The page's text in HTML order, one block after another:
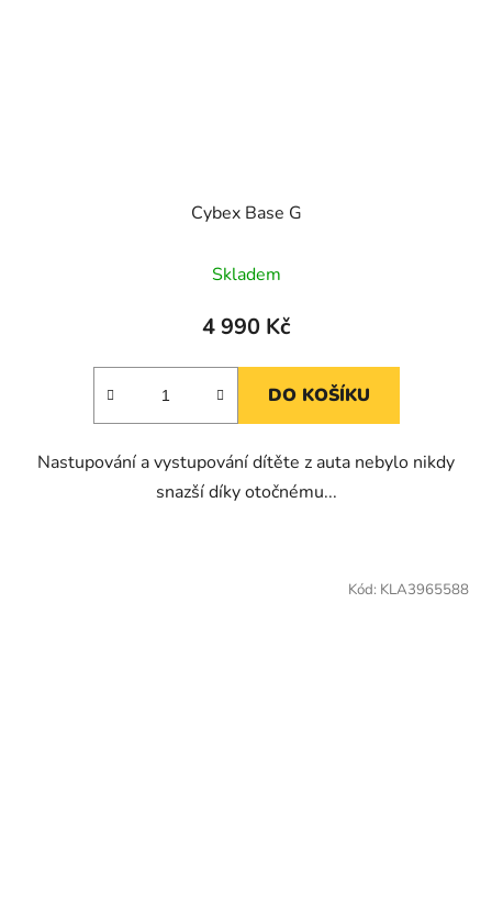
Cybex Base G
Skladem
4 990 Kč
DO KOŠÍKU
Nastupování a vystupování dítěte z auta nebylo nikdy
snazší díky otočnému...
Kód: KLA3965588